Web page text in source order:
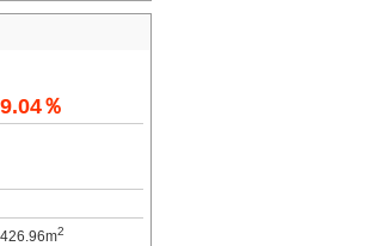
9.04％
426.96m2